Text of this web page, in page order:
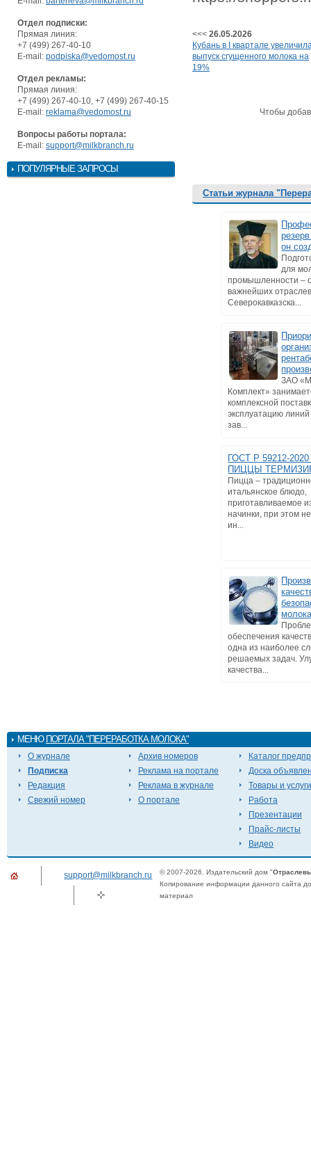
Отдел подписки:
Прямая линия:
+7 (499) 267-40-10
E-mail: podpiska@vedomost.ru
Отдел рекламы:
Прямая линия:
+7 (499) 267-40-10, +7 (499) 267-40-15
E-mail: reklama@vedomost.ru
Вопросы работы портала:
E-mail: support@milkbranch.ru
ПОПУЛЯРНЫЕ ЗАПРОСЫ
<<< 26.05.2026
Кубань в I квартале
выпуск сгущенного молока на
19%
Чтобы
Статьи журнала
он
для
промышленности –
важнейших
Северокавказска...
ЗАО
Комплект»
комплексной
эксплуатацию
зав...
ГОСТ Р 59212-
ПИЦЦЫ
Пицца –
итальянское блюдо,
приготавливаемое
начинки, при этом
ин...
обеспечения
одна из наиболее
решаемых задач.
качества...
МЕНЮ ПОРТАЛА "ПЕРЕРАБОТКА МОЛОКА"
О журнале
Подписка
Редакция
Свежий номер
Архив номеров
Реклама на портале
Реклама в журнале
О портале
Каталог
Доска
Товары и услуги
Работа
Презентации
Прайс-листы
Видео
support@milkbranch.ru © 2007-2026. Издательский дом "
Копирование информации данного сайта
материал